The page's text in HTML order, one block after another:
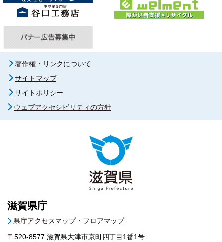
著作権・リンクについて
サイトマップ
サイトポリシー
ウェブアクセシビリティの方針
滋賀県庁
県庁アクセスマップ・フロアマップ
〒520-8577 滋賀県大津市京町四丁目1番1号